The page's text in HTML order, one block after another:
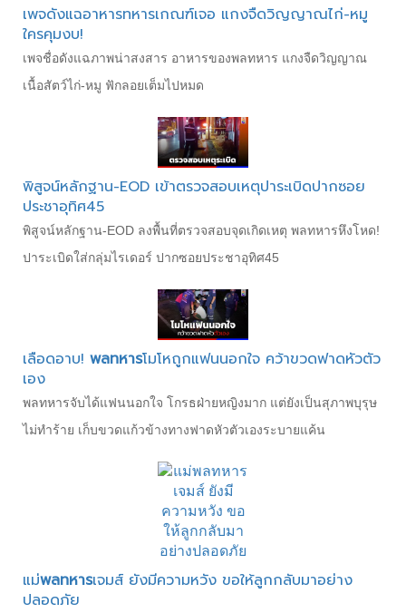
เพจดังแฉอาหารทหารเกณฑ์เจอ แกงจืดวิญญาณไก่-หมู
ใครคุมงบ!
เพจชื่อดังแฉภาพน่าสงสาร อาหารของพลทหาร แกงจืดวิญญาณ
เนื้อสัตว์ไก่-หมู ฟักลอยเต็มไปหมด
พิสูจน์หลักฐาน-EOD เข้าตรวจสอบเหตุปาระเบิดปากซอย
ประชาอุทิศ45
พิสูจน์หลักฐาน-EOD ลงพื้นที่ตรวจสอบจุดเกิดเหตุ พลทหารหึงโหด!
ปาระเบิดใส่กลุ่มไรเดอร์ ปากซอยประชาอุทิศ45
เลือดอาบ! พลทหารโมโหถูกแฟนนอกใจ คว้าขวดฟาดหัวตัว
เอง
พลทหารจับได้แฟนนอกใจ โกรธฝ่ายหญิงมาก แต่ยังเป็นสุภาพบุรุษ
ไม่ทำร้าย เก็บขวดแก้วข้างทางฟาดหัวตัวเองระบายแค้น
แม่พลทหารเจมส์ ยังมีความหวัง ขอให้ลูกกลับมาอย่าง
ปลอดภัย